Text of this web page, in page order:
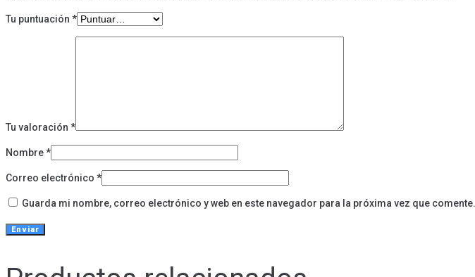
Tu puntuación *
Tu valoración *
Nombre*
Correo electrónico *
Guarda mi nombre, correo electrónico y web en este navegador para la próxima vez que comente.